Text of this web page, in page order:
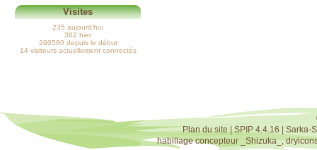
Visites
235 aujourd’hui
382 hier
260580 depuis le début
14 visiteurs actuellement connectés
Plan du site|SPIP 4.4.16
Sarka-
habillage concepteur
_Shizuka_,